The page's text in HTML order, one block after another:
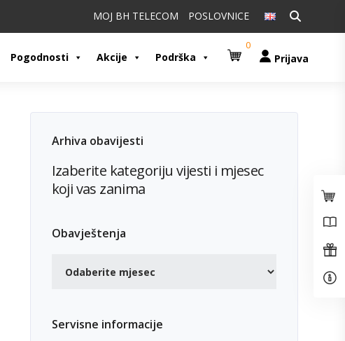
Pretraži:
MOJ BH TELECOM POSLOVNICE
Pogodnosti Akcije Podrška
0
Prijava
Arhiva obavijesti
Izaberite kategoriju vijesti i mjesec
koji vas zanima
Obavještenja
Servisne informacije